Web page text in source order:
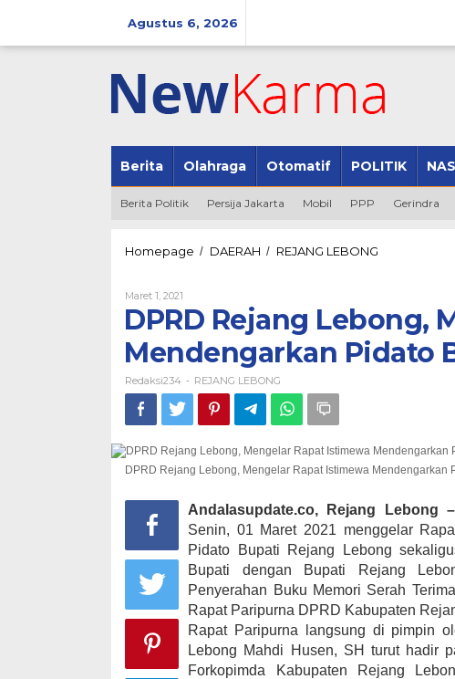
Agustus 6, 2026
Berita Olahraga Otomatif POLITIK
Berita Politik Persija Jakarta Mobil PPP Gerindra
Homepage / DAERAH / REJANG LEBONG
Rapat
Istimewa
Mendengarkan
Pidato
Maret 1, 2021
Redaksi234
DPRD Rejang Lebong,
Mendengarkan Pidato
Redaksi234 - REJANG LEBONG
DPRD Rejang Lebong, Mengelar Rapat Istimewa Mendengarkan
Andalasupdate.co, Rejang Lebong –
Senin, 01 Maret 2021 menggelar
Pidato Bupati Rejang Lebong
Bupati dengan Bupati Rejang
Penyerahan Buku Memori Serah
Rapat Paripurna DPRD Kabupaten
Rapat Paripurna langsung di pimpin
Lebong Mahdi Husen, SH turut hadir
Forkopimda Kabupaten Rejang
Kabupaten Kaur
desa Satu
Di KOMINFO KOTA BENGKULU,
POLITIK
| November 1, 2020